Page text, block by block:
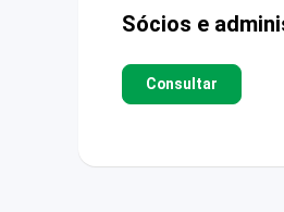
Sócios e
Consultar